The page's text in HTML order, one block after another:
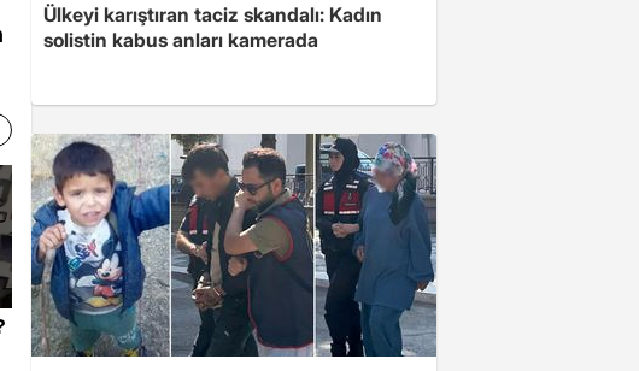
Ülkeyi karıştıran taciz skandalı: Kadın
solistin kabus anları kamerada